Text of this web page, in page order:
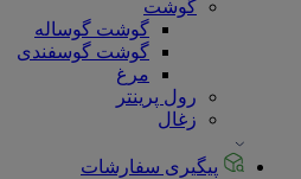
گوشت
گوشت گوساله
گوشت گوسفندی
مرغ
رول پرینتر
زغال
پیگیری سفارشات